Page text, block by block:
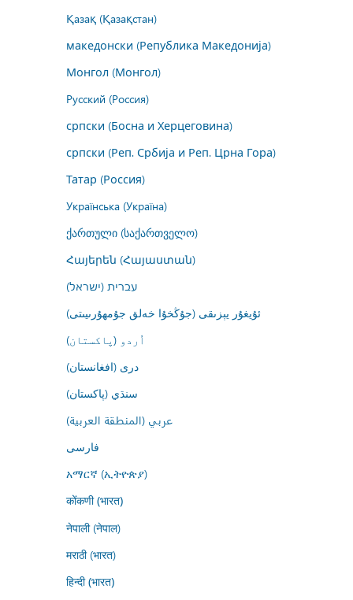
Қазақ (Қазақстан)
македонски (Република Македонија)
Монгол (Монгол)
Русский (Россия)
српски (Босна и Херцеговина)
српски (Реп. Србија и Реп. Црна Гора)
Татар (Россия)
Українська (Україна)
ქართული (საქართველო)
Հայերեն (Հայաստան)
עברית (ישראל)
ئۇيغۇر يېزىقى (جۇڭخۇا خەلق جۇمھۇرىيىتى)
اُردو (پاکستان)
درى (افغانستان)
سنڌي (پاکستان)
عربي (المنطقة العربية)
فارسى
አማርኛ (ኢትዮጵያ)
कोंकणी (भारत)
नेपाली (नेपाल)
मराठी (भारत)
हिन्दी (भारत)